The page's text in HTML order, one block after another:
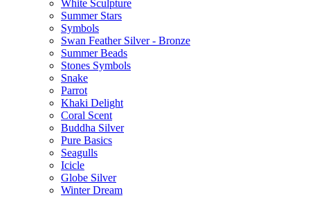
White Sculpture
Summer Stars
Symbols
Swan Feather Silver - Bronze
Summer Beads
Stones Symbols
Snake
Parrot
Khaki Delight
Coral Scent
Buddha Silver
Pure Basics
Seagulls
Icicle
Globe Silver
Winter Dream